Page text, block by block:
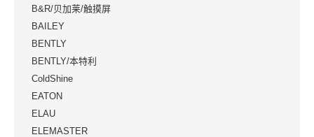
B&R/贝加莱/触摸屏
BAILEY
BENTLY
BENTLY/本特利
ColdShine
EATON
ELAU
ELEMASTER